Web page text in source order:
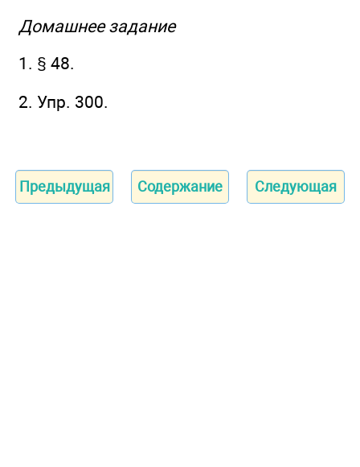
Домашнее задание
1. § 48.
2. Упр. 300.
Предыдущая Содержание Следующая